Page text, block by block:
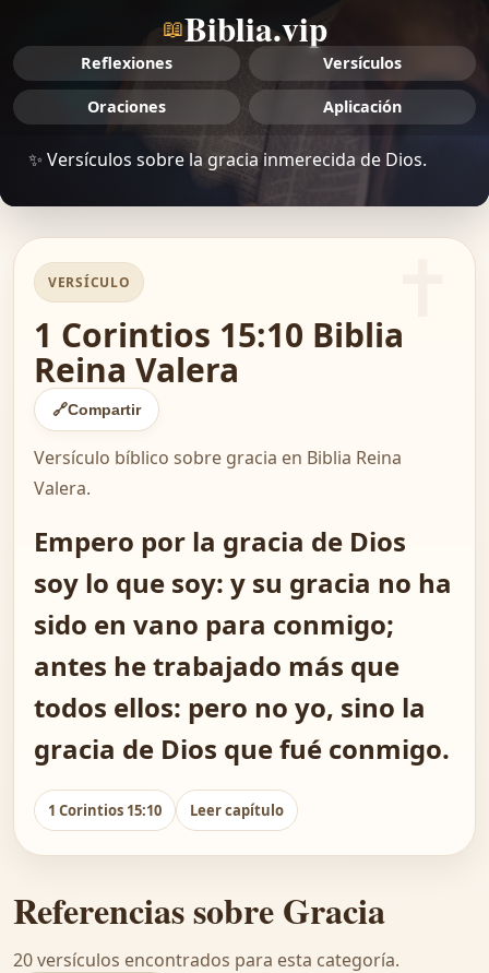
📖Biblia.vip
Reflexiones Versículos
Oraciones Aplicación
✨ Versículos sobre la gracia inmerecida de Dios.
VERSÍCULO
1 Corintios 15:10 Biblia
Reina Valera
🔗Compartir
Versículo bíblico sobre gracia en Biblia Reina
Valera.
Empero por la gracia de Dios
soy lo que soy: y su gracia no ha
sido en vano para conmigo;
antes he trabajado más que
todos ellos: pero no yo, sino la
gracia de Dios que fué conmigo.
1 Corintios 15:10 Leer capítulo
Referencias sobre Gracia
20 versículos encontrados para esta categoría.